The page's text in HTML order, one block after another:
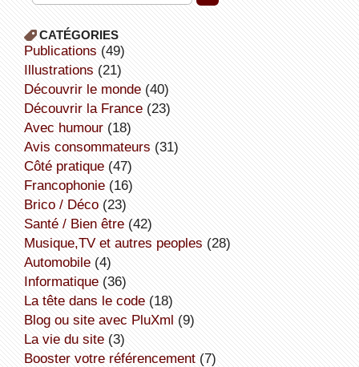
CATÉGORIES
publications (49)
illustrations (21)
découvrir le monde(40)
découvrir la France(23)
avec humour(18)
avis consommateurs (31)
côté pratique(47)
Francophonie(16)
Brico / Déco(23)
Santé / Bien être(42)
Musique,TV et autres peoples (28)
Automobile(4)
informatique(36)
la tête dans le code(18)
Blog ou site avec PluXml (9)
la vie du site(3)
booster votre référencement(7)